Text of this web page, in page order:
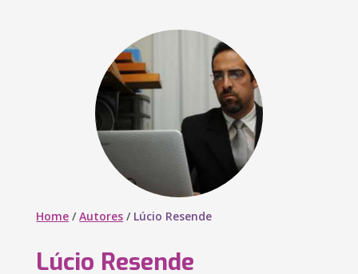
Home /Autores / Lúcio Resende
Lúcio Resende